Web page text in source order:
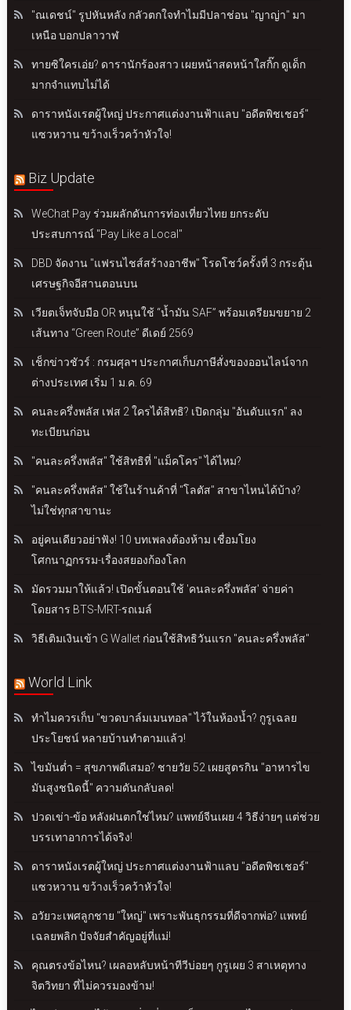
"ณเดชน์" รูปหันหลัง กลัวตกใจทำไมมีปลาช่อน "ญาญ่า" มา
เหนือ บอกปลาวาฬ
ทายซิใครเอ่ย? ดารานักร้องสาว เผยหน้าสดหน้าใสกิ๊ก ดูเด็ก
มากจำแทบไม่ได้
ดาราหนังเรตผู้ใหญ่ ประกาศแต่งงานฟ้าแลบ "อดีตพิชเชอร์"
แซวหวาน ขว้างเร็วคว้าหัวใจ!
Biz Update
WeChat Pay ร่วมผลักดันการท่องเที่ยวไทย ยกระดับ
ประสบการณ์ "Pay Like a Local"
DBD จัดงาน "แฟรนไชส์สร้างอาชีพ" โรดโชว์ครั้งที่ 3 กระตุ้น
เศรษฐกิจอีสานตอนบน
เวียตเจ็ทจับมือ OR หนุนใช้ “น้ำมัน SAF” พร้อมเตรียมขยาย 2
เส้นทาง “Green Route” ดีเดย์ 2569
เช็กข่าวชัวร์ : กรมศุลฯ ประกาศเก็บภาษีสั่งของออนไลน์จาก
ต่างประเทศ เริ่ม 1 ม.ค. 69
คนละครึ่งพลัส เฟส 2 ใครได้สิทธิ? เปิดกลุ่ม "อันดับแรก" ลง
ทะเบียนก่อน
"คนละครึ่งพลัส" ใช้สิทธิที่ "แม็คโคร" ได้ไหม?
"คนละครึ่งพลัส" ใช้ในร้านค้าที่ "โลตัส" สาขาไหนได้บ้าง?
ไม่ใช่ทุกสาขานะ
อยู่คนเดียวอย่าฟัง! 10 บทเพลงต้องห้าม เชื่อมโยง
โศกนาฏกรรม-เรื่องสยองก้องโลก
มัดรวมมาให้แล้ว! เปิดขั้นตอนใช้ 'คนละครึ่งพลัส' จ่ายค่า
โดยสาร BTS-MRT-รถเมล์
วิธีเติมเงินเข้า G Wallet ก่อนใช้สิทธิวันแรก "คนละครึ่งพลัส"
World Link
ทำไมควรเก็บ "ขวดบาล์มเมนทอล" ไว้ในห้องน้ำ? กูรูเฉลย
ประโยชน์ หลายบ้านทำตามแล้ว!
ไขมันต่ำ = สุขภาพดีเสมอ? ชายวัย 52 เผยสูตรกิน "อาหารไข
มันสูงชนิดนี้" ความดันกลับลด!
ปวดเข่า-ข้อ หลังฝนตกใช่ไหม? แพทย์จีนเผย 4 วิธีง่ายๆ แต่ช่วย
บรรเทาอาการได้จริง!
ดาราหนังเรตผู้ใหญ่ ประกาศแต่งงานฟ้าแลบ "อดีตพิชเชอร์"
แซวหวาน ขว้างเร็วคว้าหัวใจ!
อวัยวะเพศลูกชาย "ใหญ่" เพราะพันธุกรรมที่ดีจากพ่อ? แพทย์
เฉลยพลิก ปัจจัยสำคัญอยู่ที่แม่!
คุณตรงข้อไหน? เผลอหลับหน้าทีวีบ่อยๆ กูรูเผย 3 สาเหตุทาง
จิตวิทยา ที่ไม่ควรมองข้าม!